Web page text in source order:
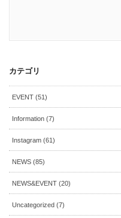
カテゴリ
EVENT (51)
Information (7)
Instagram (61)
NEWS (85)
NEWS&EVENT (20)
Uncategorized (7)